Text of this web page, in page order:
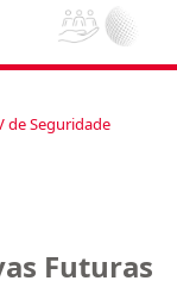
de Seguridade
Futuras